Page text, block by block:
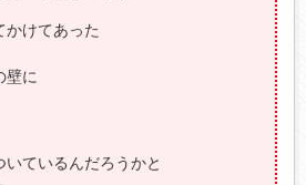
けてあった
に
ているんだろうかと